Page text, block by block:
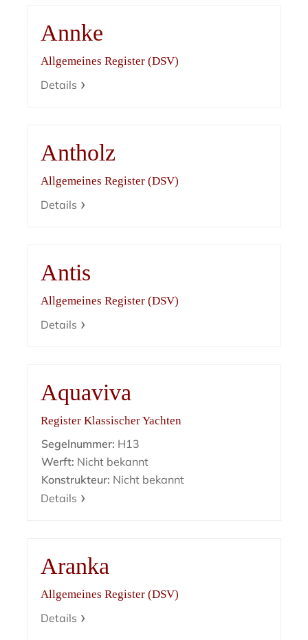
Annke
Allgemeines Register (DSV)
Details
Antholz
Allgemeines Register (DSV)
Details
Antis
Allgemeines Register (DSV)
Details
Aquaviva
Register Klassischer Yachten
Segelnummer: H13
Werft: Nicht bekannt
Konstrukteur: Nicht bekannt
Details
Aranka
Allgemeines Register (DSV)
Details